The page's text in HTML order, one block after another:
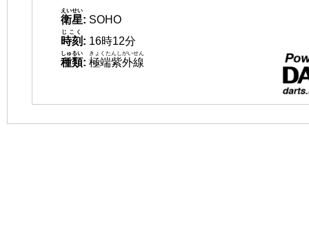
衛星
えいせい
: SOHO
時刻
じこく
: 16時12分
種類
しゅるい
: 極端紫外線
きょくたんしがいせん